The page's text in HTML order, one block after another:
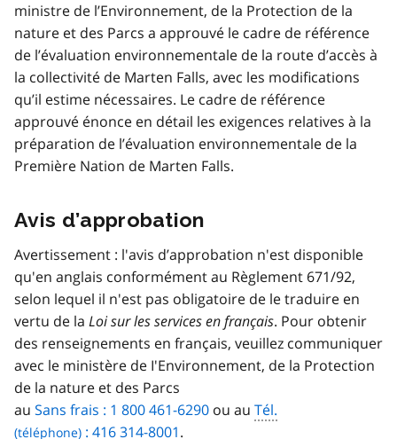
ministre de l’Environnement, de la Protection de la
nature et des Parcs a approuvé le cadre de référence
de l’évaluation environnementale de la route d’accès à
la collectivité de Marten Falls, avec les modifications
qu’il estime nécessaires. Le cadre de référence
approuvé énonce en détail les exigences relatives à la
préparation de l’évaluation environnementale de la
Première Nation de Marten Falls.
Avis d’approbation
Avertissement : l'avis d’approbation n'est disponible
qu'en anglais conformément au Règlement 671/92,
selon lequel il n'est pas obligatoire de le traduire en
vertu de la Loi sur les services en français. Pour obtenir
des renseignements en français, veuillez communiquer
avec le ministère de I'Environnement, de la Protection
de la nature et des Parcs
au Sans frais : 1 800 461-6290 ou au Tél.
: 416 314-8001.